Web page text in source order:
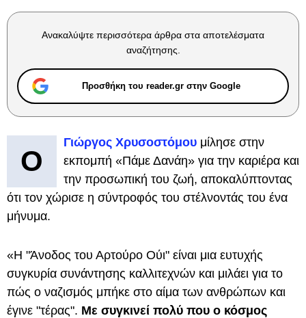
Ανακαλύψτε περισσότερα άρθρα στα αποτελέσματα
αναζήτησης.
Προσθήκη του reader.gr στην Google
Ο
Γιώργος Χρυσοστόμου μίλησε στην
εκπομπή «Πάμε Δανάη» για την καριέρα και
την προσωπική του ζωή, αποκαλύπτοντας
ότι τον χώρισε η σύντροφός του στέλνοντάς του ένα
μήνυμα.
«Η "Άνοδος του Αρτούρο Ούι" είναι μια ευτυχής
συγκυρία συνάντησης καλλιτεχνών και μιλάει για το
πώς ο ναζισμός μπήκε στο αίμα των ανθρώπων και
έγινε "τέρας". Με συγκινεί πολύ που ο κόσμος